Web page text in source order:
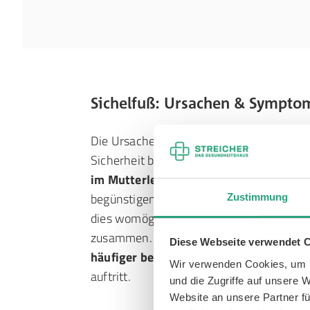
Zustimmung
Diese Webseite verwendet
Wir verwenden Cookies,
und die Zugriffe auf unsere
Website an unsere Partner
Sichelfuß: Ursachen &
Die Ursache des Sichelfußes bei Kindern
Sicherheit bekannt. Man geht jedoch
im Mutterleibsowie die Lage des
begünstigen. Bildet sich der Sichelfuß
dies womöglich mit einem häufigen
zusammen. Zudem kann beobachtet
häufiger bei Erstgeburten,
auftritt.